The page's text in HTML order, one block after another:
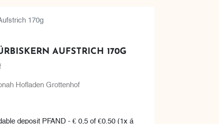
170g
AUFSTRICH 170G
Hofladen Grottenhof
deposit PFAND - € 0,5 of €0.50 (1x á